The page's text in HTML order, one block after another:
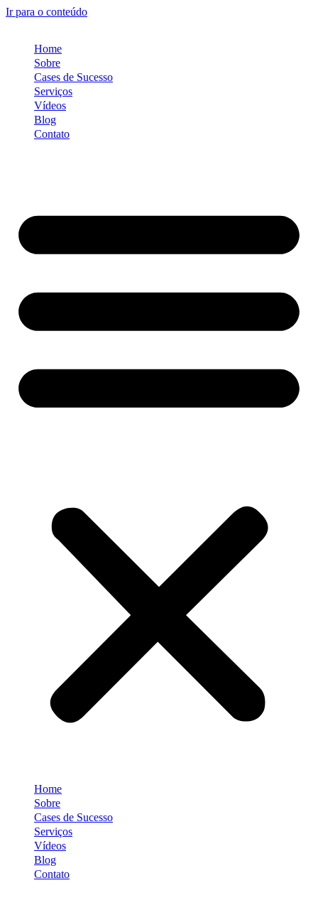
Ir para o conteúdo
Home
Sobre
Cases de Sucesso
Serviços
Vídeos
Blog
Contato
Home
Sobre
Cases de Sucesso
Serviços
Vídeos
Blog
Contato